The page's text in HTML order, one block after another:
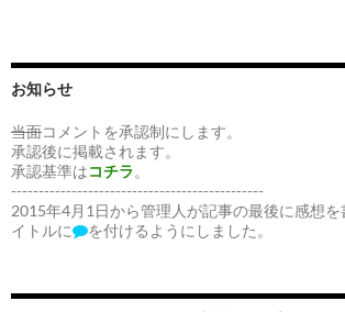
お知らせ
当面コメントを承認制にします。
承認後に掲載されます。
承認基準はコチラ 。
----------------------------------------------
2015年4月1日から管理人が記事の最後に感想
イトルに
を付けるようにしました。